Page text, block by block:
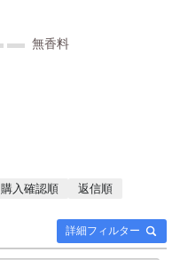
無香料
詳細フィルター
購入確認順
返信順